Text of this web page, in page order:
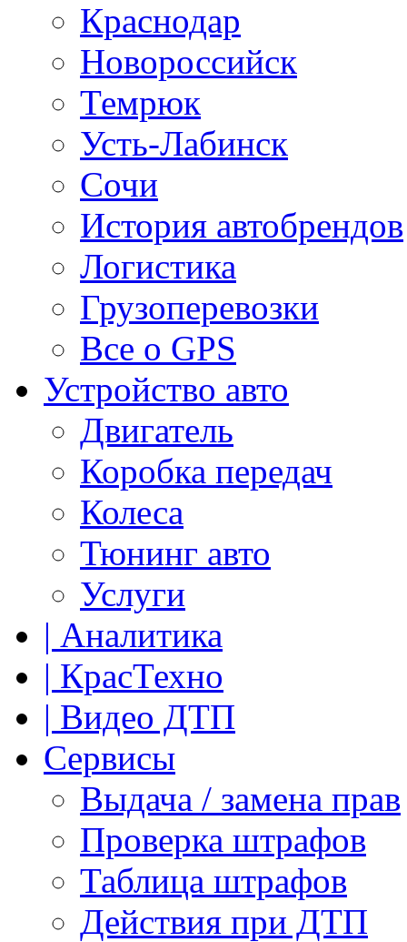
Краснодар
Новороссийск
Темрюк
Усть-Лабинск
Сочи
История автобрендов
Логистика
Грузоперевозки
Все о GPS
Устройство авто
Двигатель
Коробка передач
Колеса
Тюнинг авто
Услуги
| Аналитика
| КрасТехно
| Видео ДТП
Сервисы
Выдача / замена прав
Проверка штрафов
Таблица штрафов
Действия при ДТП